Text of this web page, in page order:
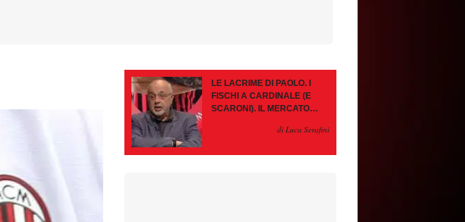
LE LACRIME DI PAOLO. I
FISCHI A CARDINALE (E
SCARONI). IL MERCATO
PAZIENZA, SE RESTA È
di Luca Serafini